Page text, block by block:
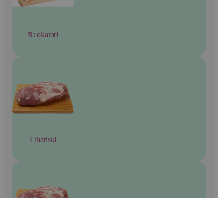
Ruokatori
Lihatiski